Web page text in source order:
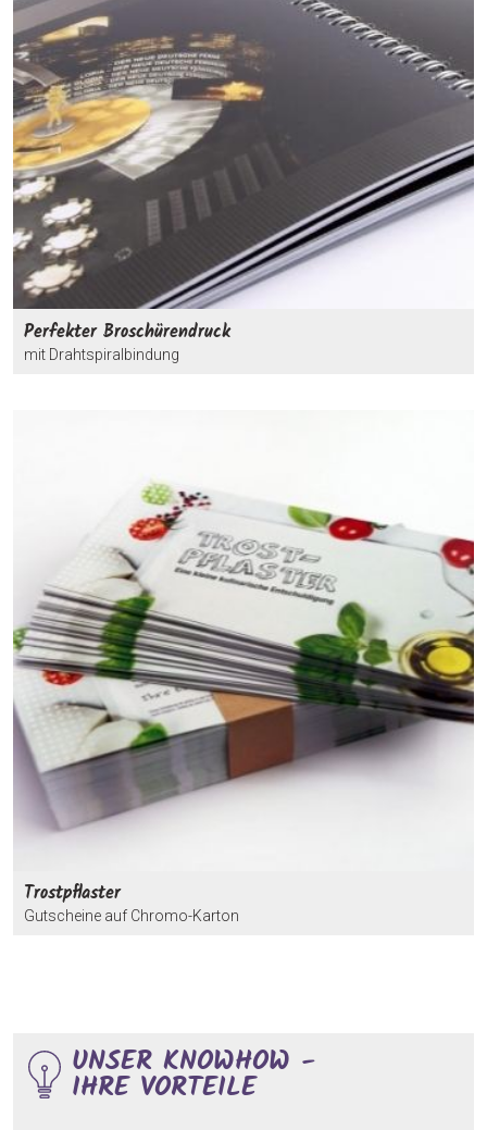
Perfekter Broschürendruck
mit Drahtspiralbindung
Trostpflaster
Gutscheine auf Chromo-Karton
UNSER KNOWHOW -
IHRE VORTEILE